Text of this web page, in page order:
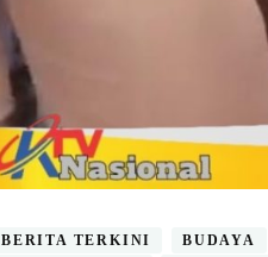
BERITA TERKINI BUDAYA